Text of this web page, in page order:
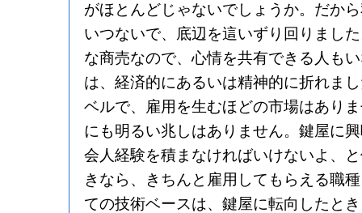
がほとんどじゃないでしょうか。だか
いつないで、底辺を這いずり回りまし
な商売なので、心情を共有できる人も
は、経済的にあるいは精神的に折れま
ベルで、雇用を生むほどの市場はあり
にも明るい兆しはありません。鍵屋に
会人経験を積まなければいけないよ、
きなら、きちんと雇用してもらえる職
ての技術ベースは、鍵屋に転向したと